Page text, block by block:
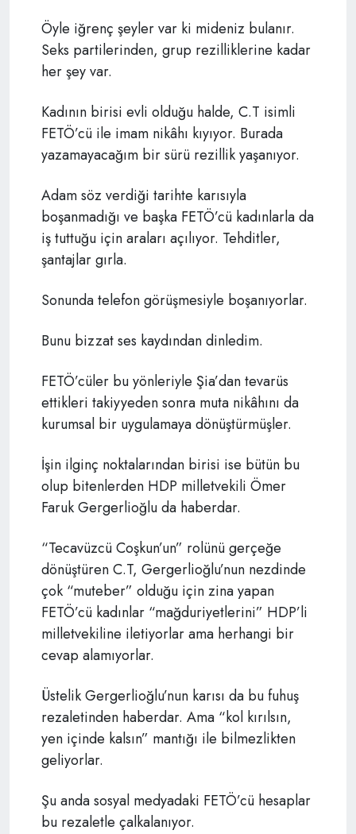
Öyle iğrenç şeyler var ki mideniz bulanır.
Seks partilerinden, grup rezilliklerine kadar
her şey var.
Kadının birisi evli olduğu halde, C.T isimli
FETÖ’cü ile imam nikâhı kıyıyor. Burada
yazamayacağım bir sürü rezillik yaşanıyor.
Adam söz verdiği tarihte karısıyla
boşanmadığı ve başka FETÖ’cü kadınlarla da
iş tuttuğu için araları açılıyor. Tehditler,
şantajlar gırla.
Sonunda telefon görüşmesiyle boşanıyorlar.
Bunu bizzat ses kaydından dinledim.
FETÖ’cüler bu yönleriyle Şia’dan tevarüs
ettikleri takiyyeden sonra muta nikâhını da
kurumsal bir uygulamaya dönüştürmüşler.
İşin ilginç noktalarından birisi ise bütün bu
olup bitenlerden HDP milletvekili Ömer
Faruk Gergerlioğlu da haberdar.
“Tecavüzcü Coşkun’un” rolünü gerçeğe
dönüştüren C.T, Gergerlioğlu’nun nezdinde
çok “muteber” olduğu için zina yapan
FETÖ’cü kadınlar “mağduriyetlerini” HDP’li
milletvekiline iletiyorlar ama herhangi bir
cevap alamıyorlar.
Üstelik Gergerlioğlu’nun karısı da bu fuhuş
rezaletinden haberdar. Ama “kol kırılsın,
yen içinde kalsın” mantığı ile bilmezlikten
geliyorlar.
Şu anda sosyal medyadaki FETÖ’cü hesaplar
bu rezaletle çalkalanıyor.